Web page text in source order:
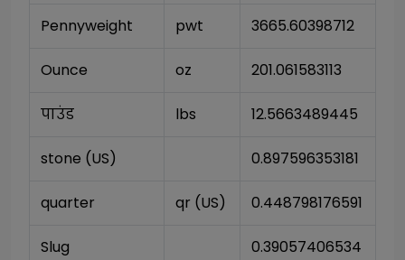
Pennyweight pwt 3665.60398712
Ounce oz 201.061583113
पाउंड lbs 12.5663489445
stone (US) 0.897596353181
quarter qr (US) 0.448798176591
Slug 0.39057406534